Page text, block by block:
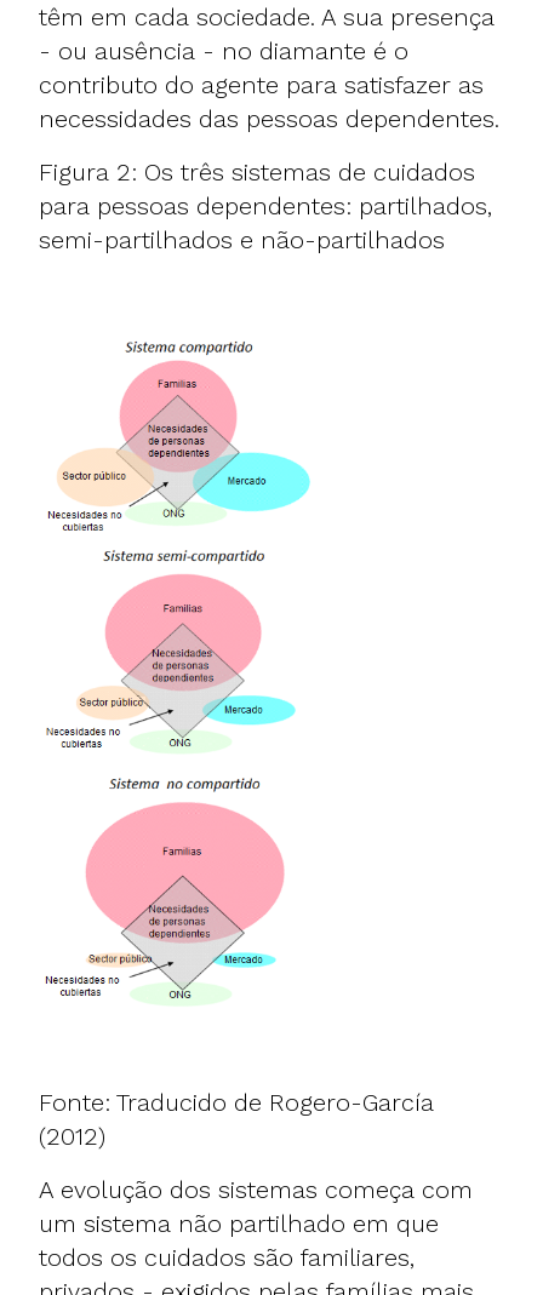
têm em cada sociedade. A sua presença
- ou ausência - no diamante é o
contributo do agente para satisfazer as
necessidades das pessoas dependentes.
Figura 2: Os três sistemas de cuidados
para pessoas dependentes: partilhados,
semi-partilhados e não-partilhados
Fonte: Traducido de Rogero-García
(2012)
A evolução dos sistemas começa com
um sistema não partilhado em que
todos os cuidados são familiares,